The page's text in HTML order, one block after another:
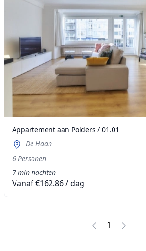
Appartement aan Polders / 01.01
De Haan
6 Personen
7 min nachten
Vanaf €162.86 / dag
1